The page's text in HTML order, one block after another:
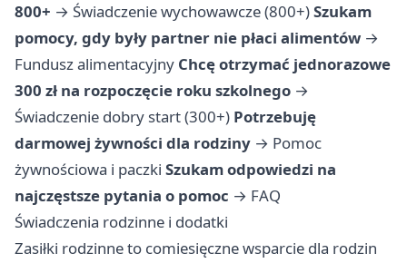
800+ → Świadczenie wychowawcze (800+)Szukam
pomocy, gdy były partner nie płaci alimentów →
Fundusz alimentacyjny Chcę otrzymać jednorazowe
300 zł na rozpoczęcie roku szkolnego →
Świadczenie dobry start (300+) Potrzebuję
darmowej żywności dla rodziny → Pomoc
żywnościowa i paczki Szukam odpowiedzi na
najczęstsze pytania o pomoc → FAQ
Świadczenia rodzinne i dodatki
Zasiłki rodzinne to comiesięczne wsparcie dla rodzin